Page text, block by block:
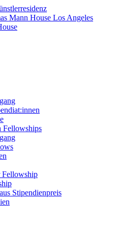
Fellowships
Fellowship
Stipendienpreis